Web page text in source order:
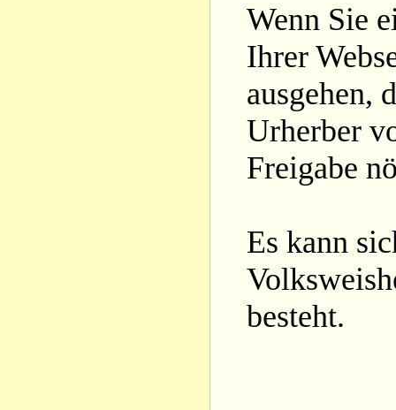
Wenn Sie
Ihrer
ausgehen,
Urherber
Freigabe
Es kann
besteht.